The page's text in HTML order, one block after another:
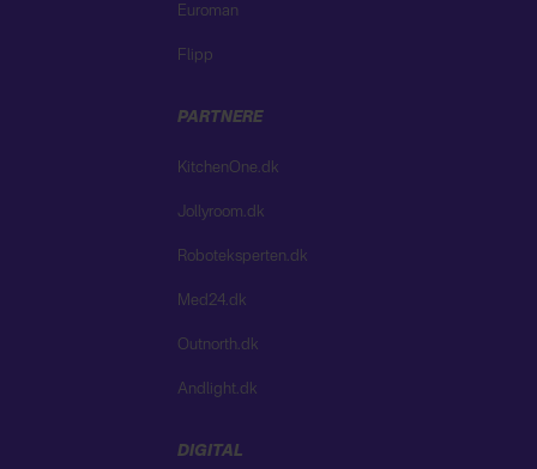
Euroman
Flipp
PARTNERE
KitchenOne.dk
Jollyroom.dk
Roboteksperten.dk
Med24.dk
Outnorth.dk
Andlight.dk
DIGITAL